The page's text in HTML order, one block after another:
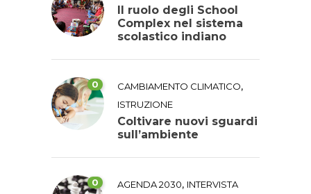
Il ruolo degli School
Complex nel sistema
scolastico indiano
0 CAMBIAMENTO CLIMATICO,
ISTRUZIONE
Coltivare nuovi sguardi
sull’ambiente
0 AGENDA 2030, INTERVISTA